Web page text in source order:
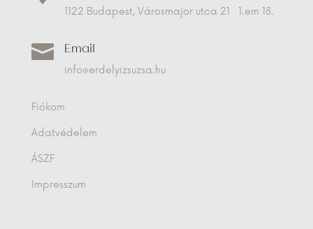
1122 Budapest, Városmajor utca 21 1.em 18.
 Email
info@erdelyizsuzsa.hu
Fiókom
Adatvédelem
ÁSZF
Impresszum